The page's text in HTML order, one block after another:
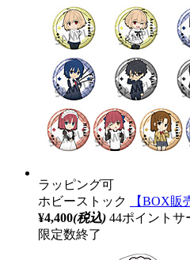
ラッピング可
ホビーストック
【BOX販
¥4,400(税込) 44ポイントサ
限定数終了